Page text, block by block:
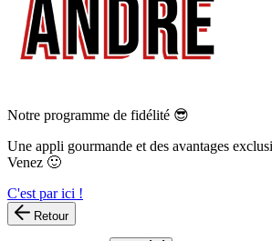
Notre programme de fidélité 😎
Une appli gourmande et des avantages
Venez 🙂
C'est par ici !
Retour